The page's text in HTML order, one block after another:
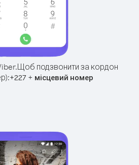
Щоб подзвонити за кордон
+227 + місцевий номер